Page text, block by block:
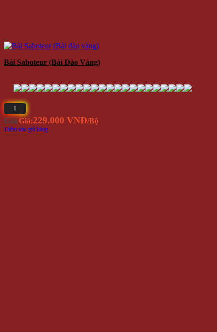
Bài Saboteur (Bài Đào Vàng)
Giá Giá:229.000 VNĐ/Bộ
Thêm vào giỏ hàng